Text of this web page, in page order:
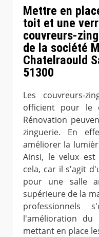
Mettre en
toit et une
couvreurs-
de la société
Chatelraould
51300
Les couvreurs-
officient pour le
Rénovation
zinguerie. En
améliorer la
Ainsi, le velux
cela, car il s'agit
pour une salle
supérieure de la
professionnels
l'amélioration
mettant en place